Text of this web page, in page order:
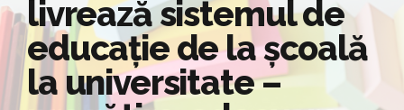
livrează sistemul de
educație de la școală
la universitate –